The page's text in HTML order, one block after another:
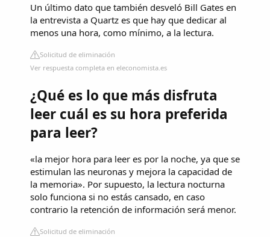
Un último dato que también desveló Bill Gates en
la entrevista a Quartz es que hay que dedicar al
menos una hora, como mínimo, a la lectura.
Solicitud de eliminación
Ver respuesta completa en eleconomista.es
¿Qué es lo que más disfruta
leer cuál es su hora preferida
para leer?
«la mejor hora para leer es por la noche, ya que se
estimulan las neuronas y mejora la capacidad de
la memoria». Por supuesto, la lectura nocturna
solo funciona si no estás cansado, en caso
contrario la retención de información será menor.
Solicitud de eliminación